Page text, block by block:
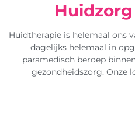
Huidtherapie is helemaal ons
dagelijks helemaal in
paramedisch beroep
gezondheidszorg. Onze